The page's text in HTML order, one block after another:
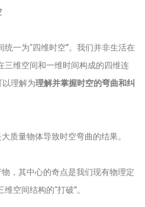
一为“四维时空”。我们并非生活在
三维空间和一维时间构成的四维连
以理解为理解并掌握时空的弯曲和纠
质量物体导致时空弯曲的结果。
，其中心的奇点是我们现有物理定
空间结构的“打破”。